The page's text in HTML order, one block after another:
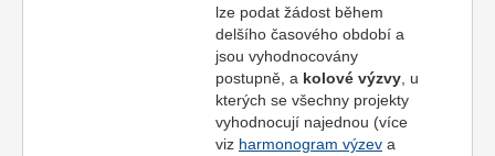
lze podat žádost během
delšího časového období a
jsou vyhodnocovány
postupně, a kolové výzvy , u
kterých se všechny projekty
vyhodnocují najednou (více
viz harmonogram výzev a